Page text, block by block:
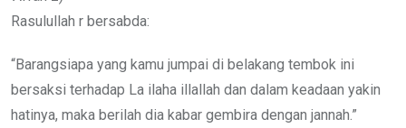
Rasulullah r bersabda:
“Barangsiapa yang kamu jumpai di belakang tembok ini
bersaksi terhadap La ilaha illallah dan dalam keadaan yakin
hatinya, maka berilah dia kabar gembira dengan jannah.”